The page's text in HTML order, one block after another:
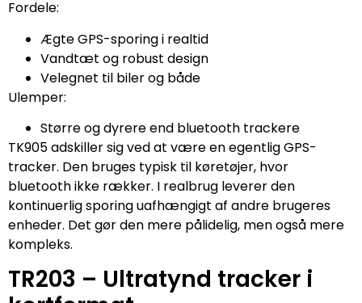
Fordele:
Ægte GPS-sporing i realtid
Vandtæt og robust design
Velegnet til biler og både
Ulemper:
Større og dyrere end bluetooth trackere
TK905 adskiller sig ved at være en egentlig GPS-
tracker. Den bruges typisk til køretøjer, hvor
bluetooth ikke rækker. I realbrug leverer den
kontinuerlig sporing uafhængigt af andre brugeres
enheder. Det gør den mere pålidelig, men også mere
kompleks.
TR203 – Ultratynd tracker i